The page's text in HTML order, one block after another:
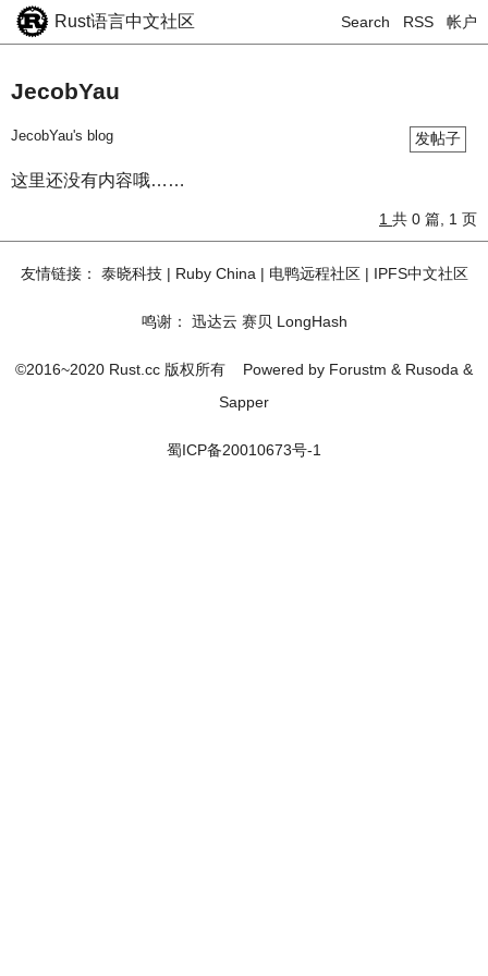
Rust语言中文社区 Search RSS 帐户
JecobYau
发帖子
JecobYau's blog
这里还没有内容哦……
1 共 0 篇, 1 页
友情链接： 泰晓科技| Ruby China | 电鸭远程社区| IPFS中文社区
鸣谢： 迅达云 赛贝 LongHash
©2016~2020 Rust.cc 版权所有 Powered by Forustm & Rusoda &
Sapper
蜀ICP备20010673号-1